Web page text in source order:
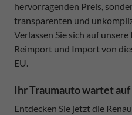
hervorragenden Preis,
transparenten und
Verlassen Sie sich auf
Reimport und Import von
EU.
Ihr Traumauto wartet auf
Entdecken Sie jetzt die